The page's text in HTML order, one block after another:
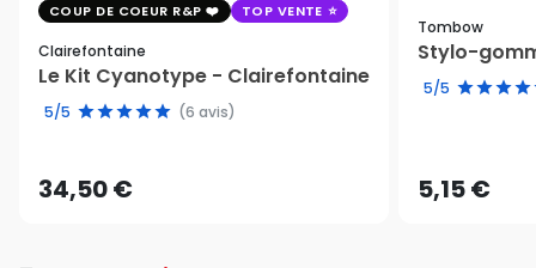
COUP DE COEUR R&P TOP VENTE
Clairefontaine
Le Kit Cyanotype - Clairefontaine
5/5 (6 avis)
34,50 €
Tombow
Stylo-
5/5
5,15 €